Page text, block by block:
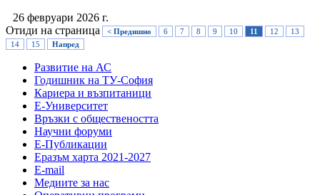
26 февруари 2026 г.
Отиди на страница
< Предишно 6 7 8 9 10 11 12
13
14
15 Напред
Развитие на АС
Годишник на ТУ-София
Кариера и възпитаници
Е-Университет
Връзки с обществеността
Научни форуми
Е-Публикации
Еразъм харта 2021-2027
E-mail
Медиите за нас